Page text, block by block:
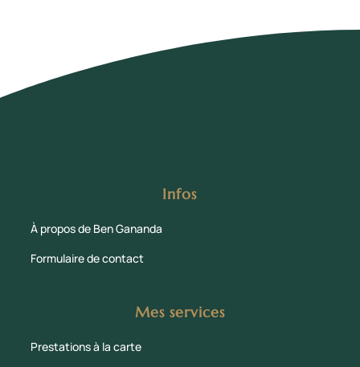
Infos
À propos de Ben Gananda
Formulaire de contact
Mes services
Prestations à la carte